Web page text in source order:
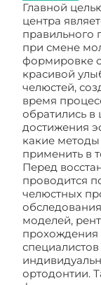
Главной
центра
правильного
при смене
формировке
красивой
челюстей,
время
обратились в
достижения
какие методы
применить в
Перед
проводится
челюстных
моделей,
прохождения
специалистов
ортодонтии.